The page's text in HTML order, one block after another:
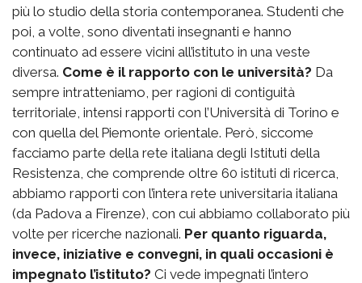
più lo studio della storia contemporanea. Studenti che
poi, a volte, sono diventati insegnanti e hanno
continuato ad essere vicini all’istituto in una veste
diversa. Come è il rapporto con le università? Da
sempre intratteniamo, per ragioni di contiguità
territoriale, intensi rapporti con l’Università di Torino e
con quella del Piemonte orientale. Però, siccome
facciamo parte della rete italiana degli Istituti della
Resistenza, che comprende oltre 60 istituti di ricerca,
abbiamo rapporti con l’intera rete universitaria italiana
(da Padova a Firenze), con cui abbiamo collaborato più
volte per ricerche nazionali. Per quanto riguarda,
invece, iniziative e convegni, in quali occasioni è
impegnato l’istituto? Ci vede impegnati l’intero